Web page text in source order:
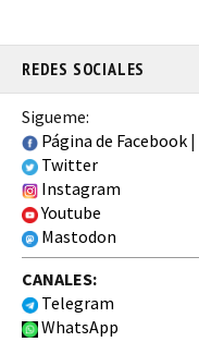
REDES SOCIALES
Sigueme:
Página de Facebook |
Twitter
Instagram
Youtube
Mastodon
CANALES:
Telegram
WhatsApp